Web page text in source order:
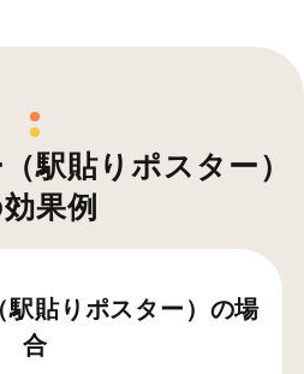
駅貼りポスター）
果例
駅貼りポスター）の場
合